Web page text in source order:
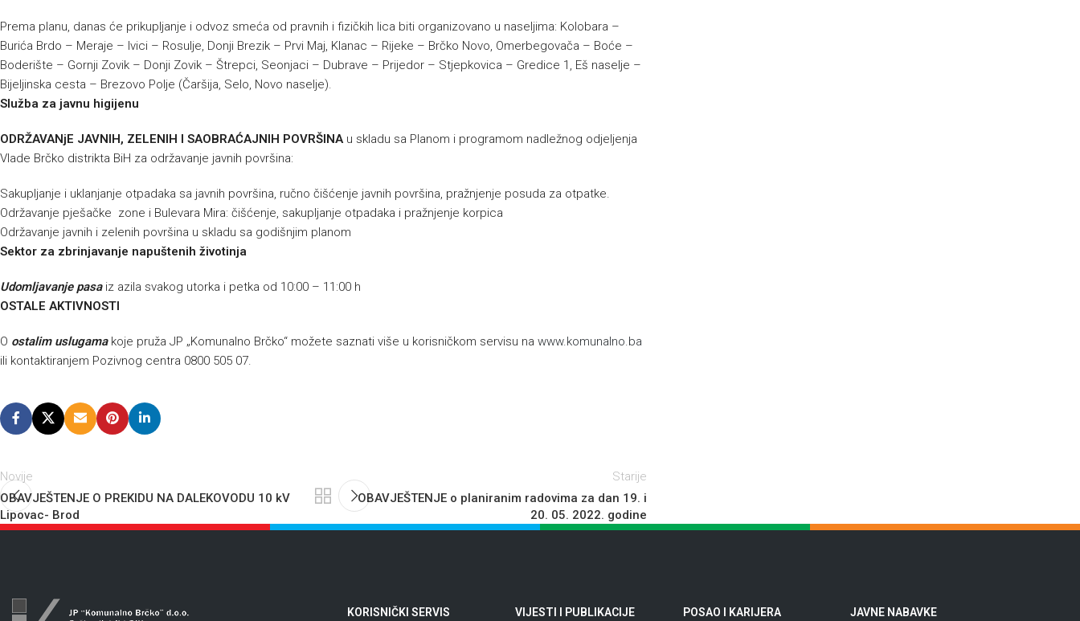
Prema planu, danas će prikupljanje i odvoz smeća od pravnih i fizičkih lica biti organizovano u naseljima: Kolobara –
Burića Brdo – Meraje – Ivici – Rosulje, Donji Brezik – Prvi Maj, Klanac – Rijeke – Brčko Novo, Omerbegovača – Boće –
Boderište – Gornji Zovik – Donji Zovik – Štrepci, Seonjaci – Dubrave – Prijedor – Stjepkovica – Gredice 1, Eš naselje –
Bijeljinska cesta – Brezovo Polje (Čaršija, Selo, Novo naselje).
Služba za javnu higijenu
ODRŽAVANjE JAVNIH, ZELENIH I SAOBRAĆAJNIH POVRŠINAu skladu sa Planom i programom nadležnog odjeljenja
Vlade Brčko distrikta BiH za održavanje javnih površina:
Sakupljanje i uklanjanje otpadaka sa javnih površina, ručno čišćenje javnih površina, pražnjenje posuda za otpatke.
Održavanje pješačke zone i Bulevara Mira: čišćenje, sakupljanje otpadaka i pražnjenje korpica
Održavanje javnih i zelenih površina u skladu sa godišnjim planom
Sektor za zbrinjavanje napuštenih životinja
Udomljavanje pasaiz azila svakog utorka i petka od 10:00 – 11:00 h
OSTALE AKTIVNOSTI
O ostalim uslugamakoje pruža JP „Komunalno Brčko“ možete saznati više u korisničkom servisu na www.komunalno.ba
ili kontaktiranjem Pozivnog centra 0800 505 07.
Novije
OBAVJEŠTENJE O PREKIDU NA DALEKOVODU 10 kV
Lipovac- Brod
Starije
OBAVJEŠTENJE o planiranim radovima za dan 19. i
20. 05. 2022. godine
KORISNIČKI SERVIS VIJESTI I PUBLIKACIJE POSAO I KARIJERA JAVNE NABAVKE